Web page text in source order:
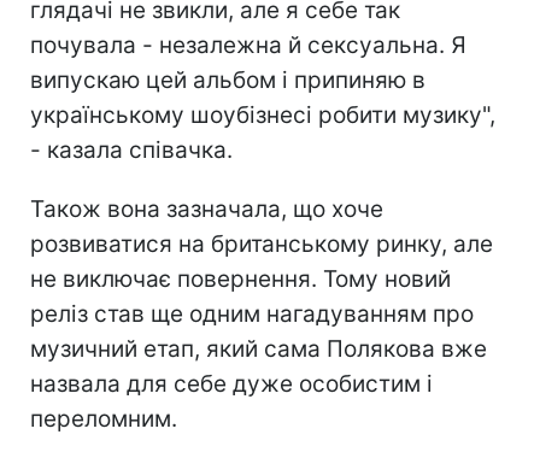
глядачі не звикли, але я себе так
почувала - незалежна й сексуальна. Я
випускаю цей альбом і припиняю в
українському шоубізнесі робити музику",
- казала співачка.
Також вона зазначала, що хоче
розвиватися на британському ринку, але
не виключає повернення. Тому новий
реліз став ще одним нагадуванням про
музичний етап, який сама Полякова вже
назвала для себе дуже особистим і
переломним.